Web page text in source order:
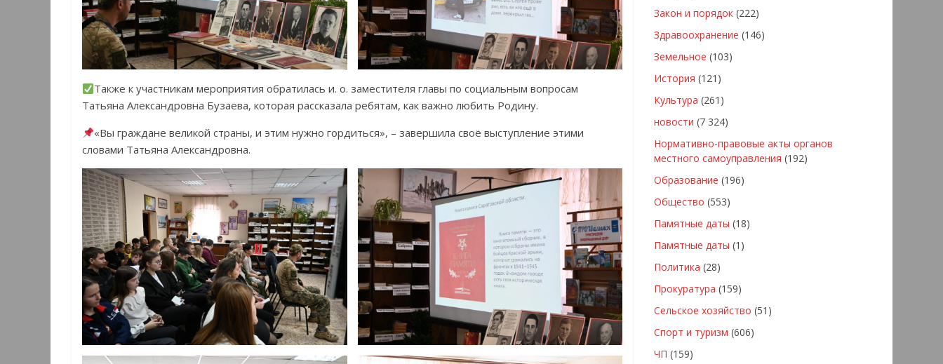
Также к участникам мероприятия обратилась и. о. заместителя главы по социальным вопросам
Татьяна Александровна Бузаева, которая рассказала ребятам, как важно любить Родину.
«Вы граждане великой страны, и этим нужно гордиться», – завершила своё выступление этими
словами Татьяна Александровна.
Закон и порядок (222)
Здравоохранение (146)
Земельное (103)
История (121)
Культура (261)
новости (7 324)
Нормативно-правовые акты органов
местного самоуправления (192)
Образование (196)
Общество (553)
Памятные даты (18)
Памятные даты (1)
Политика (28)
Прокуратура (159)
Сельское хозяйство (51)
Спорт и туризм (606)
ЧП (159)